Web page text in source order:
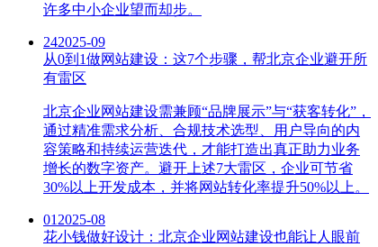
许多中小企业望而却步。
242025-09
从0到1做网站建设：这7个步骤，帮北京企业避开所
有雷区
北京企业网站建设需兼顾“品牌展示”与“获客转化”，
通过精准需求分析、合规技术选型、用户导向的内
容策略和持续运营迭代，才能打造出真正助力业务
增长的数字资产。避开上述7大雷区，企业可节省
30%以上开发成本，并将网站转化率提升50%以上。
01 2025-08
花小钱做好设计：北京企业网站建设也能让人眼前